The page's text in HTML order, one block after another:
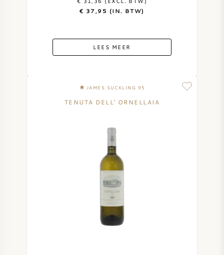
€ 37,95 (IN. BTW)
LEES MEER
JAMES SUCKLING 95
TENUTA DELL' ORNELLAIA